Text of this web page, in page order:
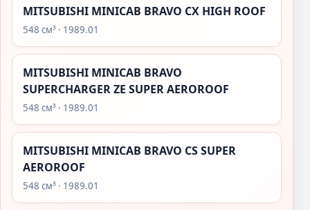
MITSUBISHI MINICAB BRAVO CX HIGH ROOF
548 см³ · 1989.01
MITSUBISHI MINICAB BRAVO
SUPERCHARGER ZE SUPER AEROROOF
548 см³ · 1989.01
MITSUBISHI MINICAB BRAVO CS SUPER
AEROROOF
548 см³ · 1989.01